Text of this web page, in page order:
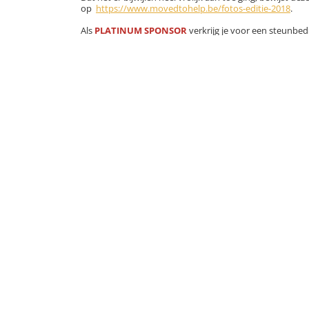
op https://www.movedtohelp.be/fotos-editie-2018.
Als PLATINUM SPONSORverkrijg je voor een